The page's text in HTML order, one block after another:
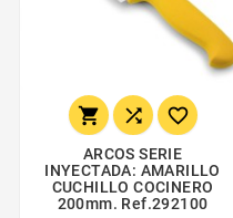
  
ARCOS SERIE
INYECTADA: AMARILLO
CUCHILLO COCINERO
200mm. Ref.292100